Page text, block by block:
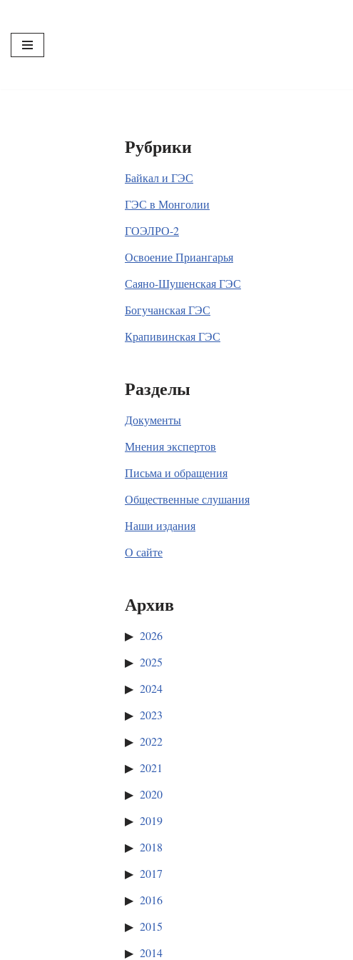
Перейти
к
Рубрики
Байкал и ГЭС
ГЭС в Монголии
ГОЭЛРО-2
Освоение Приангарья
Саяно-Шушенская ГЭС
Богучанская ГЭС
Крапивинская ГЭС
Разделы
Документы
Мнения экспертов
Письма и обращения
Общественные слушания
Наши издания
О сайте
Архив
2026
2025
2024
2023
2022
2021
2020
2019
2018
2017
2016
2015
2014